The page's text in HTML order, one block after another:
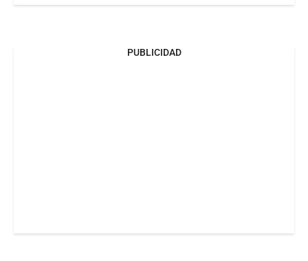
PUBLICIDAD